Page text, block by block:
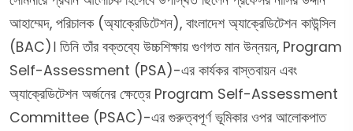
আহাম্মেদ, পরিচালক (অ্যাক্রেডিটেশন), বাংলাদেশ অ্যাক্রেডিটেশন কাউন্সিল
(BAC)। তিনি তাঁর বক্তব্যে উচ্চশিক্ষায় গুণগত মান উন্নয়ন, Program
Self-Assessment (PSA)-এর কার্যকর বাস্তবায়ন এবং
অ্যাক্রেডিটেশন অর্জনের ক্ষেত্রে Program Self-Assessment
Committee (PSAC)-এর গুরুত্বপূর্ণ ভূমিকার ওপর আলোকপাত